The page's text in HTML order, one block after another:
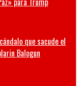
que sacude el
Balogun